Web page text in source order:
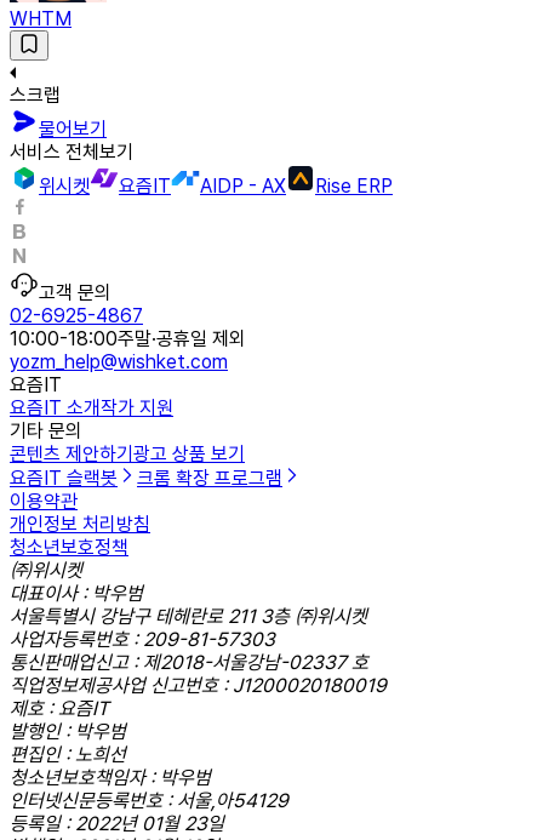
WHTM
스크랩
물어보기
서비스 전체보기
위시켓
요즘IT AIDP - AX Rise ERP
고객 문의
02-6925-4867
10:00-18:00주말·공휴일 제외
yozm_help@wishket.com
요즘IT
요즘IT 소개작가 지원
기타 문의
콘텐츠 제안하기 광고 상품 보기
요즘IT 슬랙봇
크롬 확장 프로그램
이용약관
개인정보 처리방침
청소년보호정책
㈜위시켓
대표이사 : 박우범
서울특별시 강남구 테헤란로 211 3층 ㈜위시켓
사업자등록번호 : 209-81-57303
통신판매업신고 : 제2018-서울강남-02337 호
직업정보제공사업 신고번호 : J1200020180019
제호 : 요즘IT
발행인 : 박우범
편집인 : 노희선
청소년보호책임자 : 박우범
인터넷신문등록번호 : 서울,아54129
등록일 : 2022년 01월 23일